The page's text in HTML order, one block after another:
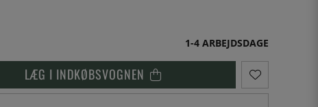
1-4 ARBEJDSDAGE
LÆG I INDKØBSVOGNEN